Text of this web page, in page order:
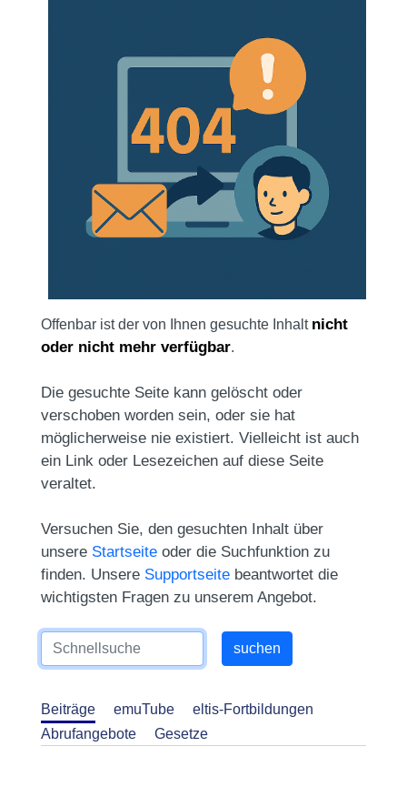
Offenbar ist der von Ihnen gesuchte Inhalt nicht
oder nicht mehr verfügbar.
Die gesuchte Seite kann gelöscht oder
verschoben worden sein, oder sie hat
möglicherweise nie existiert. Vielleicht ist auch
ein Link oder Lesezeichen auf diese Seite
veraltet.
Versuchen Sie, den gesuchten Inhalt über
unsere Startseite oder die Suchfunktion zu
finden. Unsere Supportseite beantwortet die
wichtigsten Fragen zu unserem Angebot.
Beiträge emuTube
eltis-Fortbildungen
Abrufangebote
Gesetze